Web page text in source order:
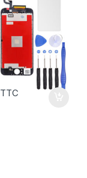
TTC